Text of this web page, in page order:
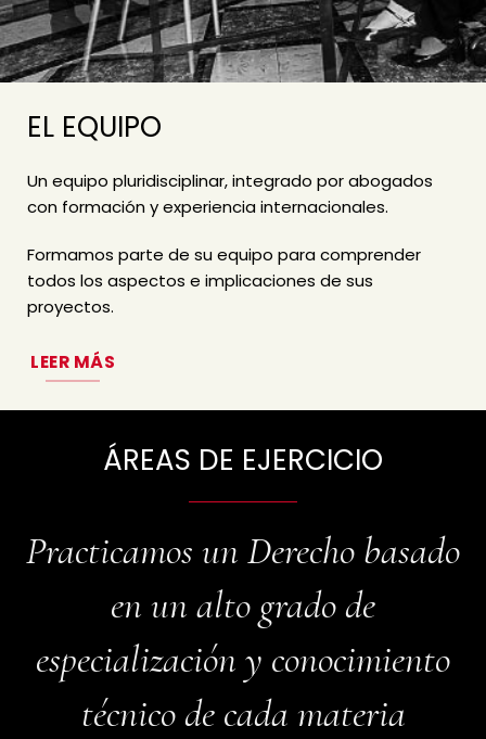
EL EQUIPO
Un equipo pluridisciplinar, integrado por abogados
con formación y experiencia internacionales.
Formamos parte de su equipo para comprender
todos los aspectos e implicaciones de sus
proyectos.
LEER MÁS
ÁREAS DE EJERCICIO
Practicamos un Derecho basado
en un alto grado de
especialización y conocimiento
técnico de cada materia